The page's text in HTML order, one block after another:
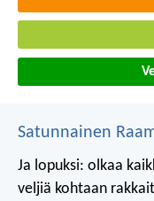
Satunnainen
Ja lopuksi: olkaa
veljiä kohtaan